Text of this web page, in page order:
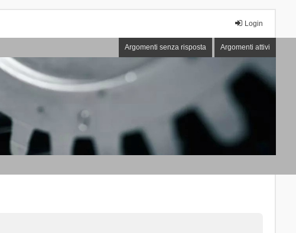
Login
Argomenti senza risposta Argomenti attivi